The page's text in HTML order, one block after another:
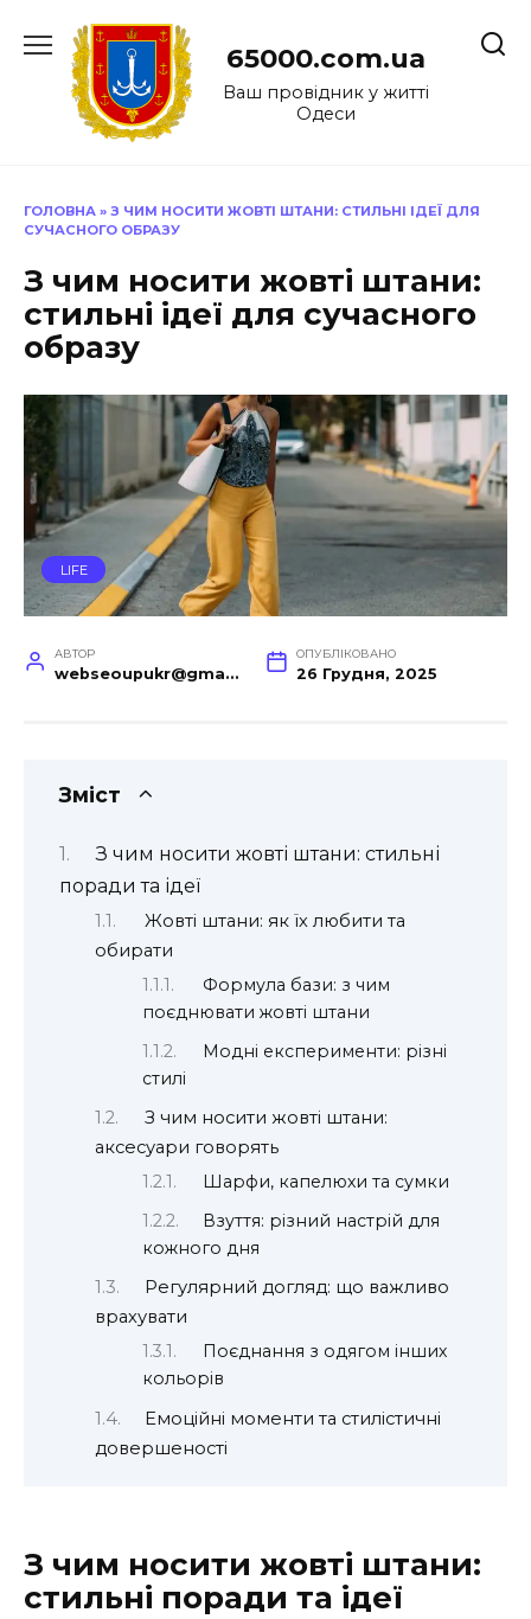
до
65000.com.ua
Ваш провідник у житті
Одеси
ГОЛОВНА » З ЧИМ НОСИТИ ЖОВТІ ШТАНИ: СТИЛЬНІ ІДЕЇ ДЛЯ
СУЧАСНОГО ОБРАЗУ
З чим носити жовті штани:
стильні ідеї для сучасного
образу
LIFE
АВТОР
webseoupukr@gmail.com
ОПУБЛІКОВАНО
26 Грудня, 2025
Зміст
З чим носити жовті штани: стильні
поради та ідеї
Жовті штани: як їх любити та
обирати
Формула бази: з чим
поєднювати жовті штани
Модні експерименти: різні
стилі
З чим носити жовті штани:
аксесуари говорять
Шарфи, капелюхи та сумки
Взуття: різний настрій для
кожного дня
Регулярний догляд: що важливо
врахувати
Поєднання з одягом інших
кольорів
Емоційні моменти та стилістичні
довершеності
З чим носити жовті штани:
стильні поради та ідеї